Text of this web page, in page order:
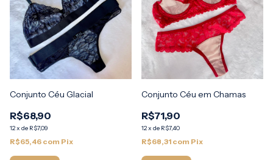
Conjunto Céu Glacial
R$68,90
12x de R$7,09
R$65,46 com Pix
Conjunto Céu em Chamas
R$71,90
12x de R$7,40
R$68,31 com Pix